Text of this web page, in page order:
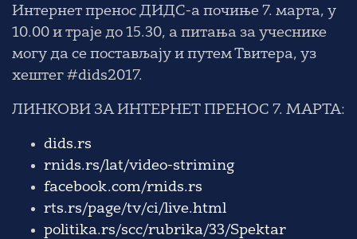
Интернет пренос ДИДС-а почиње 7. марта, у
10.00 и траје до 15.30, а питања за учеснике
могу да се постављају и путем Твитера, уз
хештег #dids2017.
ЛИНКОВИ ЗА ИНТЕРНЕТ ПРЕНОС 7. МАРТА:
dids.rs
rnids.rs/lat/video-striming
facebook.com/rnids.rs
rts.rs/page/tv/ci/live.html
politika.rs/scc/rubrika/33/Spektar